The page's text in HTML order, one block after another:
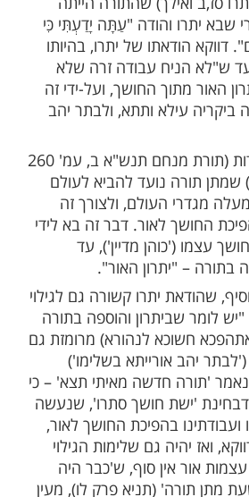
ומפתיע! התחברו לכל
בלחיצה כאן >>>​
העוסק בחושך שייהפך
ואילך) שהתורה הייתה
והודה "עַתָּה יָדַעְתִּי כִּי
של יתרו, בהיותו
עבודה זרה שלא
החושך, ועל-ידי זה
עילא ותתא, ולבתר יהב
מוסבר בתורת החסידות (תורת מנחם תנש"א ב, עמ' 260
נועד להביא לעולם
העולם, ולצורך זה
לאור. דבר זה בא לידי
('כוהן מדיין'), עד